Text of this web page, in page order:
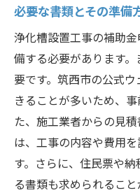
補助金を活用
節約できるコ
筑西市の補助金で
工事前の事前
補助金申請書
施工業者との
工事期間中の
必要な書類とその準備
浄化槽設置工事の補助
備する必要があります
要です。筑西市の公式
きることが多いため、
た、施工業者からの見
は、工事の内容や費用
す。さらに、住民票や
る書類も求められるこ